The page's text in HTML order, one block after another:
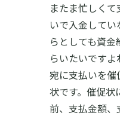
またま忙しく
いで入金して
らとしても資
らいたいです
宛に支払いを催
状です。催促状
前、支払金額、